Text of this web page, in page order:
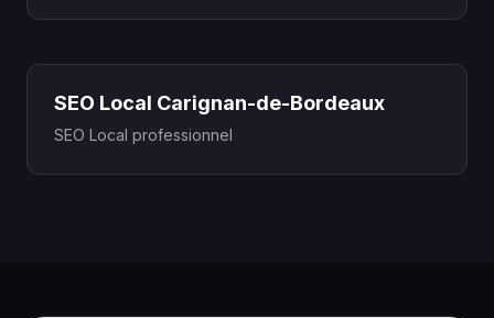
SEO Local Carignan-de-Bordeaux
SEO Local professionnel